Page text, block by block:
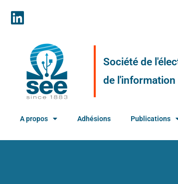
Société de
de
A propos Adhésions Publications